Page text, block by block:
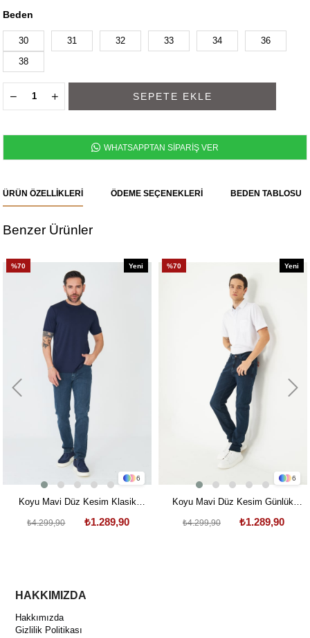
Beden
30 31 32 33 34 36
38
WHATSAPPTAN SİPARİŞ VER
ÜRÜN ÖZELLIKLERI ÖDEME SEÇENEKLERI BEDEN TABLOSU
Benzer Ürünler
6
%70
Yeni
Koyu Mavi Düz Kesim Klasik
₺1.289,90
₺4.299,90
6
%70
Yeni
Koyu Mavi Düz Kesim Günlük
₺1.289,90
₺4.299,90
HAKKIMIZDA
Hakkımızda
Gizlilik Politikası